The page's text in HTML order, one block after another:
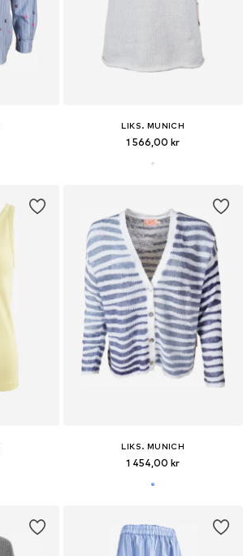
LIKS. MUNICH
1 566,00 kr
LIKS. MUNICH
1 454,00 kr